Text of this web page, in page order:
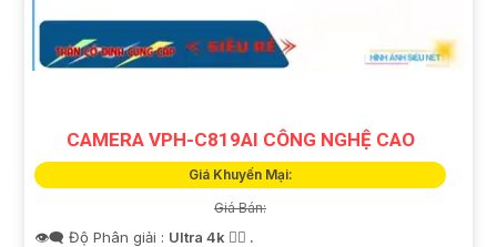
CAMERA VPH-C819AI CÔNG NGHỆ CAO
Giá Khuyến Mại:
Giá Bán:
👁️‍🗨 Độ Phân giải : Ultra 4k 👍🏾 .